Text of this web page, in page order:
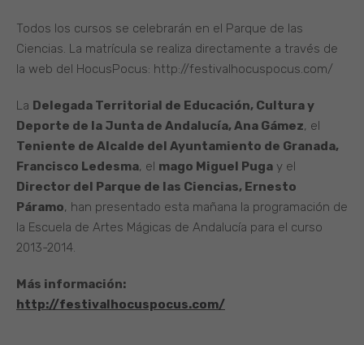
Todos los cursos se celebrarán en el Parque de las
Ciencias. La matrícula se realiza directamente a través de
la web del HocusPocus: http://festivalhocuspocus.com/
La Delegada Territorial de Educación, Cultura y
Deporte de la Junta de Andalucía, Ana Gámez, el
Teniente de Alcalde del Ayuntamiento de Granada,
Francisco Ledesma, el mago Miguel Puga y el
Director del Parque de las Ciencias, Ernesto
Páramo, han presentado esta mañana la programación de
la Escuela de Artes Mágicas de Andalucía para el curso
2013-2014.
Más información:
http://festivalhocuspocus.com/